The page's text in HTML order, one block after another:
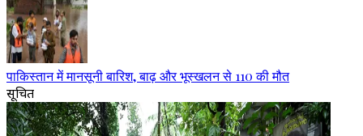
पाकिस्तान में मानसूनी बारिश, बाढ़ और भूस्खलन से 110 की मौत
सूचित